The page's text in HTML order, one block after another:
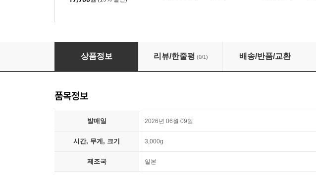
Aimyon (아이묭, あいみょん) - 1집 Excitement of Youth [레드 컬러 2LP]
상품정보 리뷰/한줄평 (0/1) 배송/반품/교환
품목정보
발매일 2026년 06월 09일
시간, 무게, 크기 3,000g
제조국 일본